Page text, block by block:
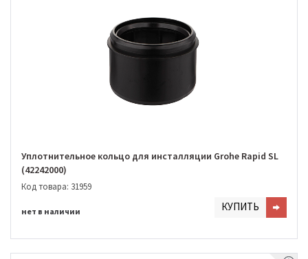
Уплотнительное кольцо для инсталляции Grohe Rapid SL
(42242000)
Код товара: 31959
нет в наличии КУПИТЬ